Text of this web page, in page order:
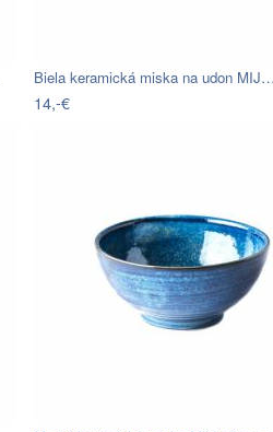
Biela keramická miska na udon MIJ…
14,-€